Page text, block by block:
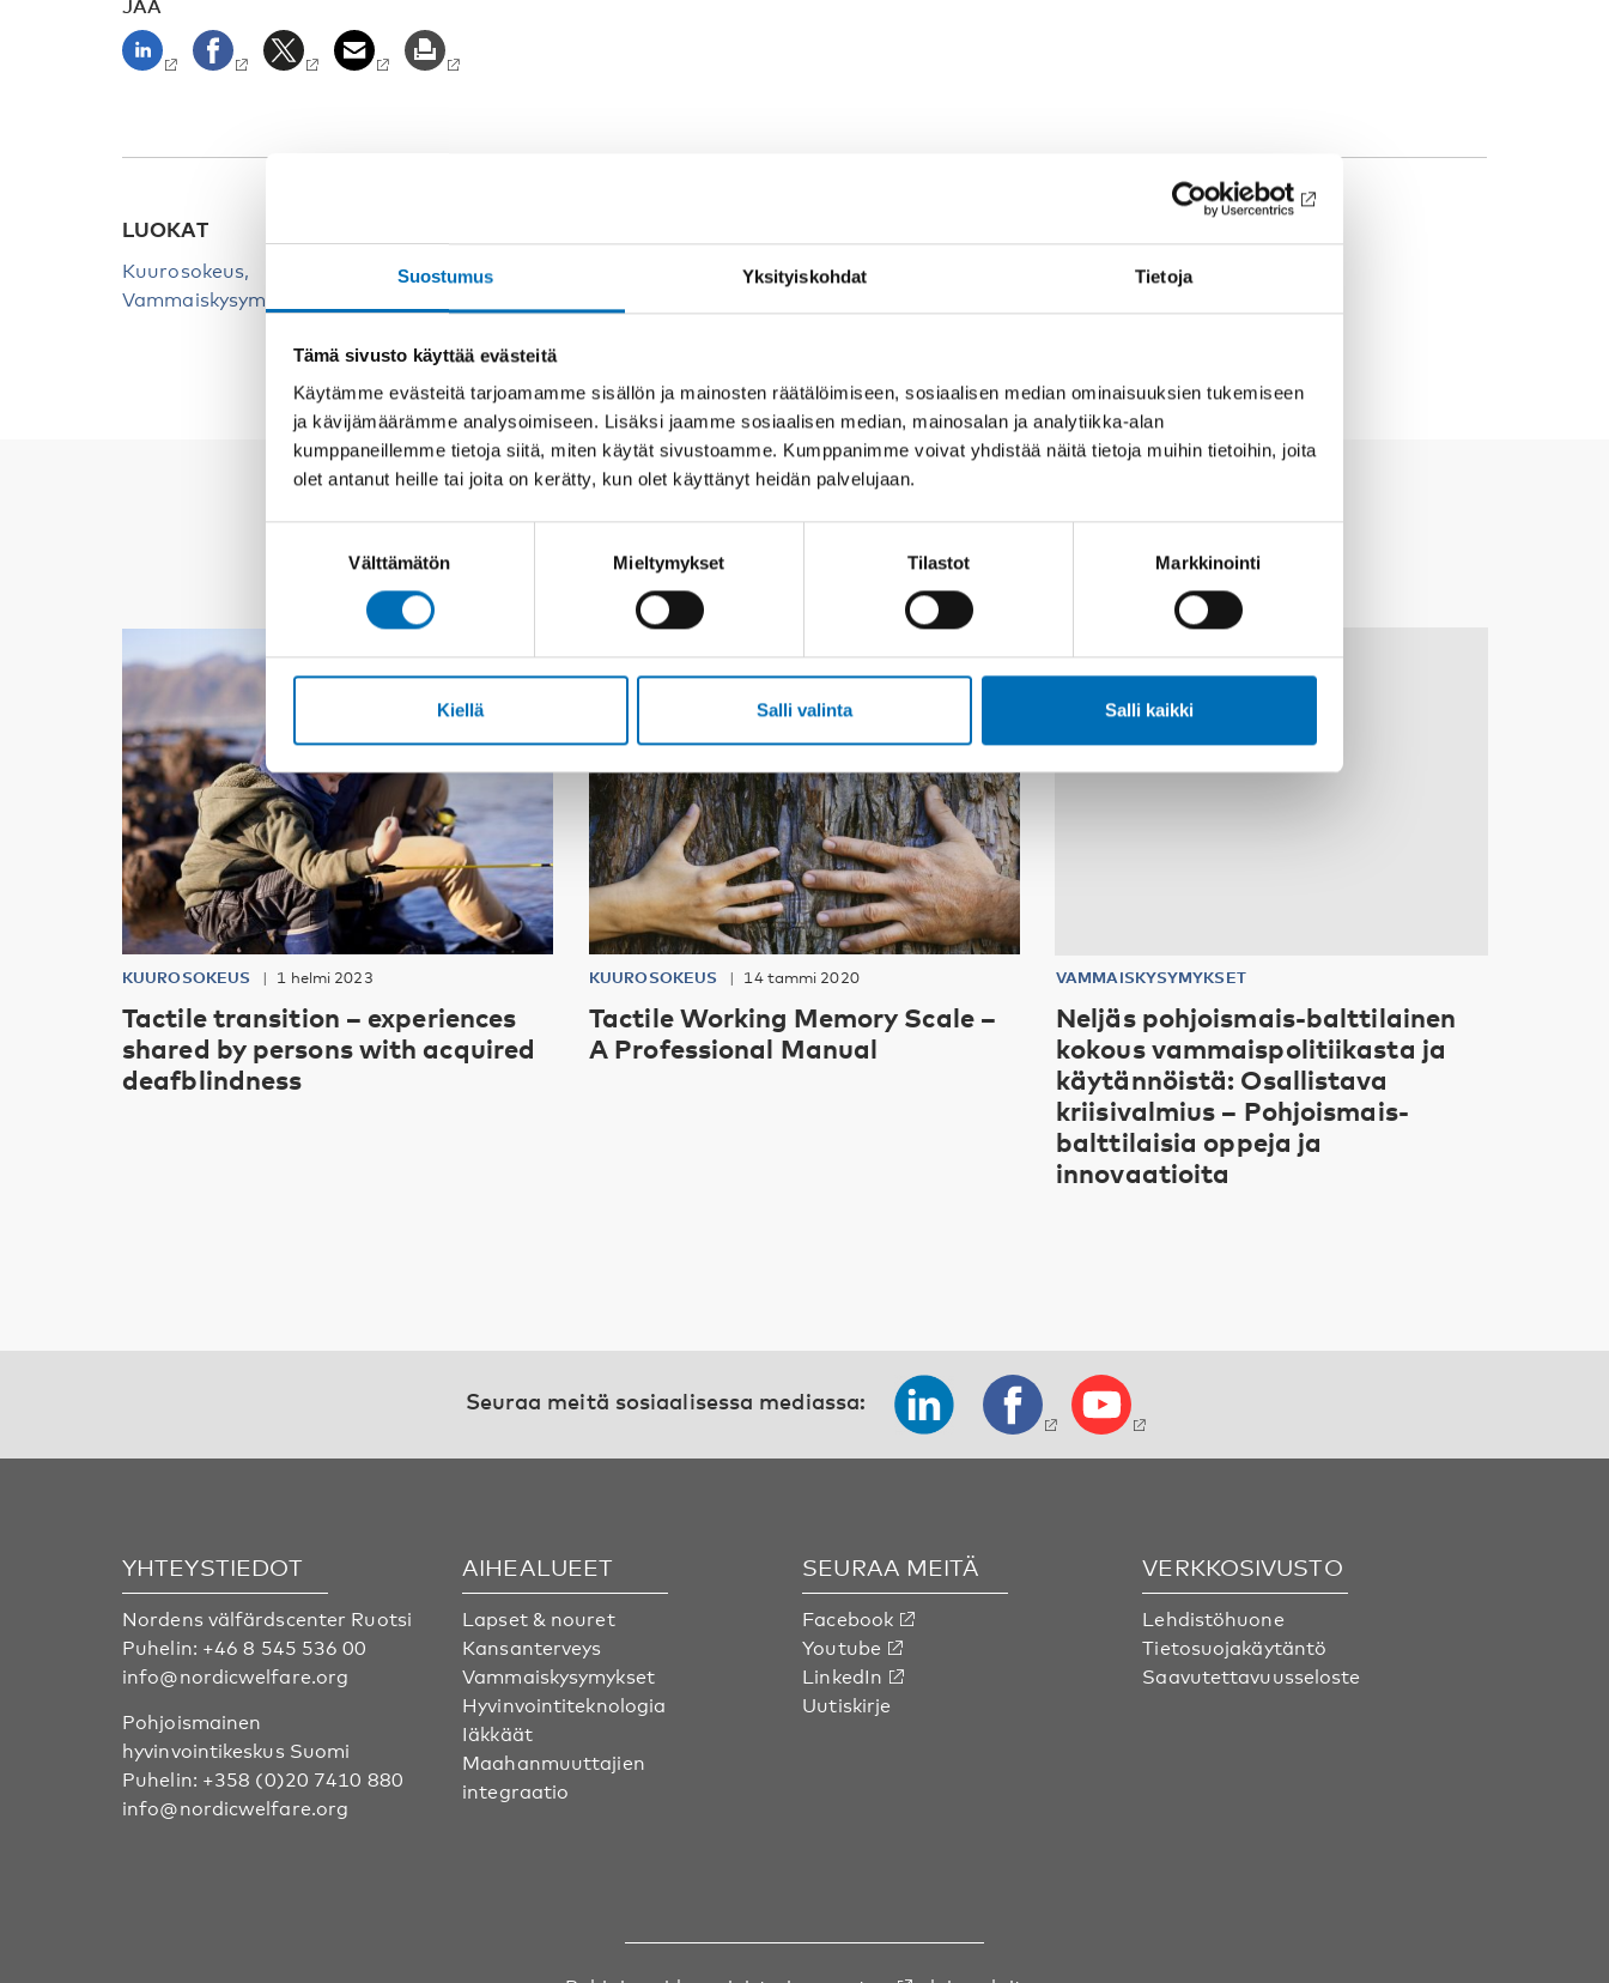
Suostumus Yksityiskohdat Tietoja
Tämä sivusto käyttää evästeitä
Käytämme evästeitä tarjoamamme sisällön ja mainosten räätälöimiseen, sosiaalisen median ominaisuuksien tukemiseen
ja kävijämäärämme analysoimiseen. Lisäksi jaamme sosiaalisen median, mainosalan ja analytiikka-alan
kumppaneillemme tietoja siitä, miten käytät sivustoamme. Kumppanimme voivat yhdistää näitä tietoja muihin tietoihin, joita
olet antanut heille tai joita on kerätty, kun olet käyttänyt heidän palvelujaan.
Välttämätön Mieltymykset Tilastot Markkinointi
Kiellä Salli valinta Salli kaikki
JAA
LUOKAT
Kuurosokeus
Vammaiskysymykset
Kuurosokeus
Asiaan liittyvää sisältöä
KUUROSOKEUS 1 helmi 2023
Tactile transition – experiences
shared by persons with acquired
deafblindness
KUUROSOKEUS 14 tammi 2020
Tactile Working Memory Scale –
A Professional Manual
VAMMAISKYSYMYKSET
Neljäs pohjoismais-balttilainen
kokous vammaispolitiikasta ja
käytännöistä: Osallistava
kriisivalmius – Pohjoismais-
balttilaisia oppeja ja
innovaatioita
Seuraa meitä sosiaalisessa mediassa:
YHTEYSTIEDOT
Nordens välfärdscenter Ruotsi
Puhelin: +46 8 545 536 00
info@nordicwelfare.org
Pohjoismainen
hyvinvointikeskus Suomi
Puhelin: +358 (0)20 7410 880
info@nordicwelfare.org
AIHEALUEET
Lapset & nouret
Kansanterveys
Vammaiskysymykset
Hyvinvointiteknologia
Iäkkäät
Maahanmuuttajien
integraatio
SEURAA MEITÄ
Facebook
Youtube
LinkedIn
Uutiskirje
VERKKOSIVUSTO
Lehdistöhuone
Tietosuojakäytäntö
Saavutettavuusseloste